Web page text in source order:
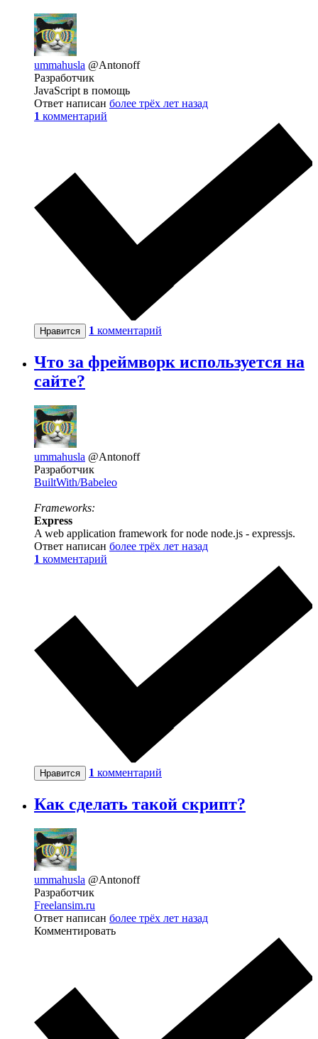
ummahusla @Antonoff
Разработчик
JavaScript в помощь
Ответ написан более трёх лет назад
1 комментарий
Нравится 1 комментарий
Что за фреймворк используется на
сайте?
ummahusla @Antonoff
Разработчик
BuiltWith/Babeleo
Frameworks:
Express
A web application framework for node node.js - expressjs.
Ответ написан более трёх лет назад
1 комментарий
Нравится 1 комментарий
Как сделать такой скрипт?
ummahusla @Antonoff
Разработчик
Freelansim.ru
Ответ написан более трёх лет назад
Комментировать